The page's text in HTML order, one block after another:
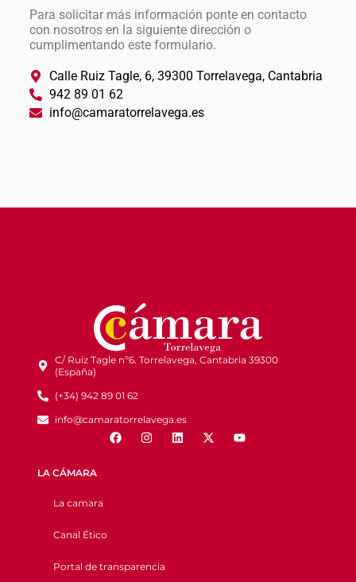
Para solicitar más información ponte en contacto
con nosotros en la siguiente dirección o
cumplimentando este formulario.
Calle Ruiz Tagle, 6, 39300 Torrelavega, Cantabria
942 89 01 62
info@camaratorrelavega.es
C/ Ruiz Tagle nº6. Torrelavega, Cantabria 39300
(España)
(+34) 942 89 01 62
info@camaratorrelavega.es
LA CÁMARA
La camara
Canal Ético
Portal de transparencia